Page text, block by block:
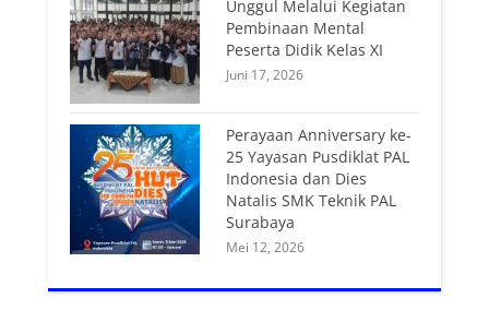
Unggul Melalui Kegiatan
Pembinaan Mental
Peserta Didik Kelas XI
Juni 17, 2026
Perayaan Anniversary ke-
25 Yayasan Pusdiklat PAL
Indonesia dan Dies
Natalis SMK Teknik PAL
Surabaya
Mei 12, 2026